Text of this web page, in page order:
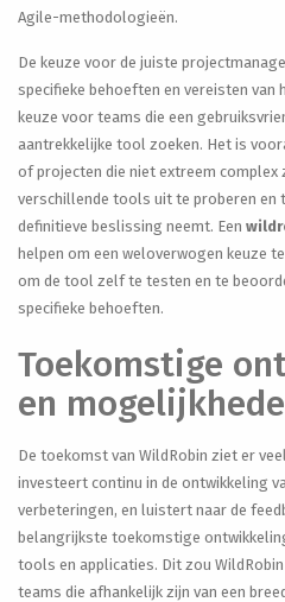
Agile-methodologieën.
De keuze voor de juiste
specifieke behoeften en vereisten van
keuze voor teams die een
aantrekkelijke tool zoeken. Het is
of projecten die niet extreem complex
verschillende tools uit te proberen en
definitieve beslissing neemt. Een
helpen om een weloverwogen keuze
om de tool zelf te testen en te
specifieke behoeften.
Toekomstige
en
De toekomst van WildRobin ziet er
investeert continu in de ontwikkeling
verbeteringen, en luistert naar de
belangrijkste toekomstige
tools en applicaties. Dit zou
teams die afhankelijk zijn van een